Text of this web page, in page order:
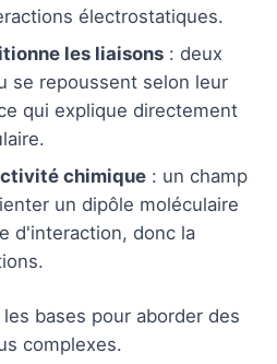
électrostatiques.
les liaisons : deux
se repoussent selon leur
qui explique directement
chimique : un champ
un dipôle moléculaire
d'interaction, donc la
bases pour aborder des
complexes.